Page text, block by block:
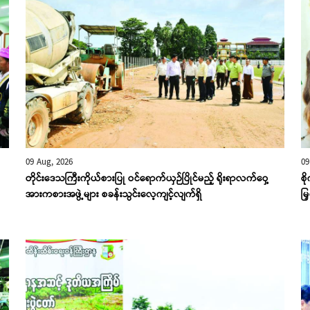
09 Aug, 2026
တိုင်းဒေသကြီးကိုယ်စားပြု ဝင်ရောက်ယှဉ်ပြိုင်မည့် ရိုးရာလက်ဝှေ့
အားကစားအဖွဲ့များ စခန်းသွင်းလေ့ကျင့်လျက်ရှိ
စို
မ